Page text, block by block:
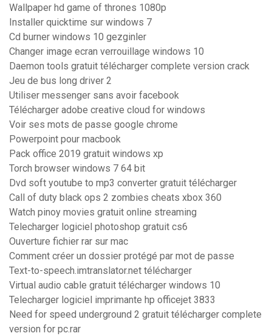
Wallpaper hd game of thrones 1080p
Installer quicktime sur windows 7
Cd burner windows 10 gezginler
Changer image ecran verrouillage windows 10
Daemon tools gratuit télécharger complete version crack
Jeu de bus long driver 2
Utiliser messenger sans avoir facebook
Télécharger adobe creative cloud for windows
Voir ses mots de passe google chrome
Powerpoint pour macbook
Pack office 2019 gratuit windows xp
Torch browser windows 7 64 bit
Dvd soft youtube to mp3 converter gratuit télécharger
Call of duty black ops 2 zombies cheats xbox 360
Watch pinoy movies gratuit online streaming
Telecharger logiciel photoshop gratuit cs6
Ouverture fichier rar sur mac
Comment créer un dossier protégé par mot de passe
Text-to-speech.imtranslator.net télécharger
Virtual audio cable gratuit télécharger windows 10
Telecharger logiciel imprimante hp officejet 3833
Need for speed underground 2 gratuit télécharger complete
version for pc.rar